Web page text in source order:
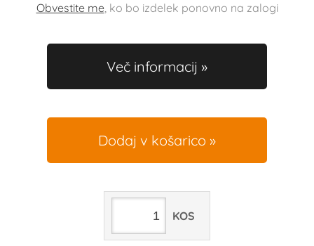
Obvestite me, ko bo izdelek ponovno na zalogi
Več informacij
Dodaj v košarico
KOS